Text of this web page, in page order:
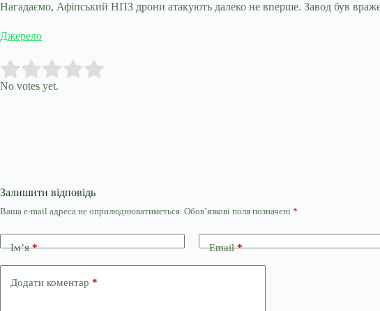
Нагадаємо, Афіпський НПЗ дрони атакують далеко не вперше. Завод був
Джерело
Rate this item:
No votes yet.
Залишити відповідь
Ваша e-mail адреса не оприлюднюватиметься. Обов’язкові поля позначені *
Ім’я* Email*
Додати коментар *